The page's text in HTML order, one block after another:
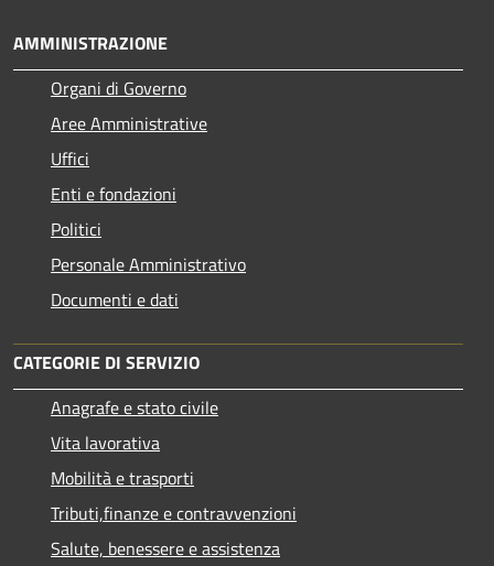
AMMINISTRAZIONE
Organi di Governo
Aree Amministrative
Uffici
Enti e fondazioni
Politici
Personale Amministrativo
Documenti e dati
CATEGORIE DI SERVIZIO
Anagrafe e stato civile
Vita lavorativa
Mobilità e trasporti
Tributi,finanze e contravvenzioni
Salute, benessere e assistenza